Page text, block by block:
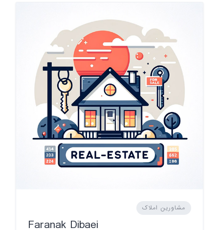
مشاورین املاک
Faranak Dibaei